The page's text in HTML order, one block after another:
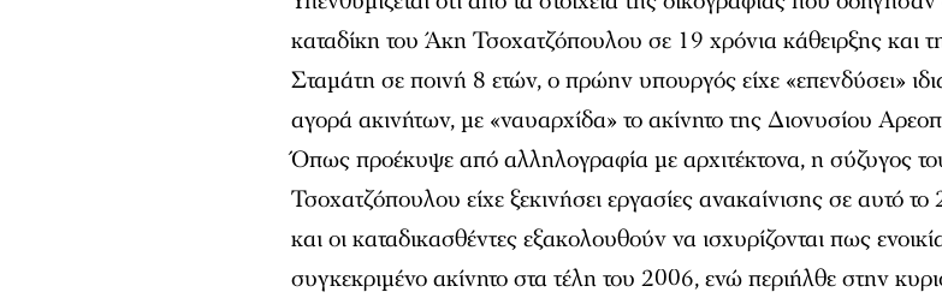
καταδίκη του Άκη Τσοχατζόπουλου σε 19 χρόνια κάθειρξης και
Σταμάτη σε ποινή 8 ετών, ο πρώην υπουργός είχε «επενδύσει»
αγορά ακινήτων, με «ναυαρχίδα» το ακίνητο της Διονυσίου
Όπως προέκυψε από αλληλογραφία με αρχιτέκτονα, η σύζυγος
Τσοχατζόπουλου είχε ξεκινήσει εργασίες ανακαίνισης σε αυτό
και οι καταδικασθέντες εξακολουθούν να ισχυρίζονται πως
συγκεκριμένο ακίνητο στα τέλη του 2006, ενώ περιήλθε στην